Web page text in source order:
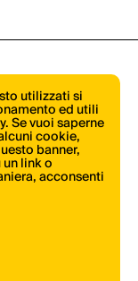
utilizzati si
ed utili
Se vuoi saperne
cookie,
banner,
link o
acconsenti